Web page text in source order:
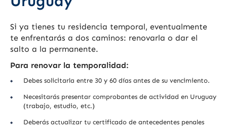
Si ya tienes tu residencia temporal, eventualmente
te enfrentarás a dos caminos: renovarla o dar el
salto a la permanente.
Para renovar la temporalidad:
Debes solicitarla entre 30 y 60 días antes de su vencimiento.
Necesitarás presentar comprobantes de actividad en Uruguay
(trabajo, estudio, etc.)
Deberás actualizar tu certificado de antecedentes penales